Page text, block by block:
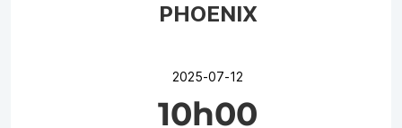
PHOENIX
2025-07-12
10h00